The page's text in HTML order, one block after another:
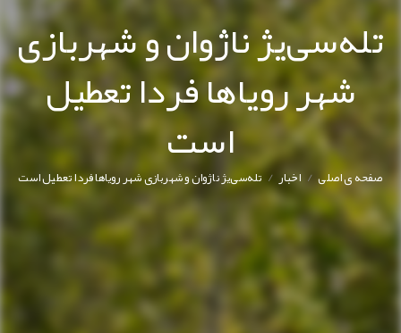
تله‌سی‌یژ ناژوان و شهربازی
شهر رویاها فردا تعطیل
است
صفحه ی اصلی/ اخبار/ تله‌سی‌یژ ناژوان و شهربازی شهر رویاها فردا تعطیل است